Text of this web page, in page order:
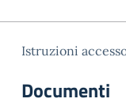
Istruzioni
Documenti